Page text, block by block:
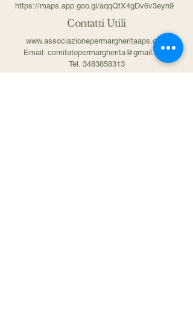
https://maps.app.goo.gl/aqqQtX4gDv6v3eyn9
Contatti Utili
www.associazionepermargheritaaps.com
Email: comitatopermargherita@gmail.com
Tel. 3483858313